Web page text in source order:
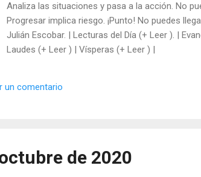
Analiza las situaciones y pasa a la acción. No
Progresar implica riesgo. ¡Punto! No puedes
Julián Escobar. | Lecturas del Día (+ Leer ). |
Laudes (+ Leer ) | Vísperas (+ Leer ) |
un comentario
de 2020